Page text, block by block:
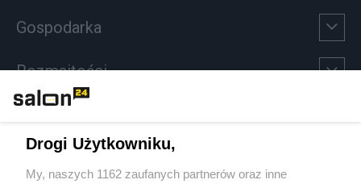
Gospodarka
Rozmaitości
Sport
Drogi Użytkowniku,
My, naszych 1162 zaufanych partnerów oraz inne